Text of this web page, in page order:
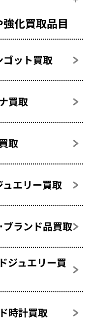
化買取品目
ゴット買取
買取
取
ュエリー買取
ブランド品買取
ジュエリー買
時計買取